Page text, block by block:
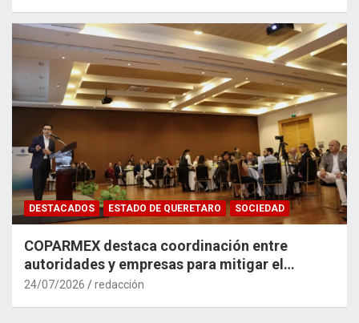
DESTACADOS ESTADO DE QUERETARO SOCIEDAD
COPARMEX destaca coordinación entre
autoridades y empresas para mitigar el
impacto del Tren México–Querétaro
24/07/2026 redacción